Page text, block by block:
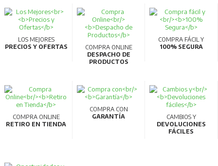
LOS MEJORES
PRECIOS Y OFERTAS
COMPRA ONLINE
DESPACHO DE
PRODUCTOS
COMPRA FÁCIL Y
100% SEGURA
COMPRA ONLINE
RETIRO EN TIENDA
COMPRA CON
GARANTÍA
CAMBIOS Y
DEVOLUCIONES
FÁCILES